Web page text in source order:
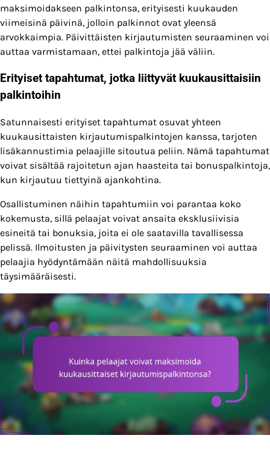
maksimoidakseen palkintonsa, erityisesti kuukauden
viimeisinä päivinä, jolloin palkinnot ovat yleensä
arvokkaimpia. Päivittäisten kirjautumisten seuraaminen voi
auttaa varmistamaan, ettei palkintoja jää väliin.
Erityiset tapahtumat, jotka liittyvät kuukausittaisiin
palkintoihin
Satunnaisesti erityiset tapahtumat osuvat yhteen
kuukausittaisten kirjautumispalkintojen kanssa, tarjoten
lisäkannustimia pelaajille sitoutua peliin. Nämä tapahtumat
voivat sisältää rajoitetun ajan haasteita tai bonuspalkintoja,
kun kirjautuu tiettyinä ajankohtina.
Osallistuminen näihin tapahtumiin voi parantaa koko
kokemusta, sillä pelaajat voivat ansaita eksklusiivisia
esineitä tai bonuksia, joita ei ole saatavilla tavallisessa
pelissä. Ilmoitusten ja päivitysten seuraaminen voi auttaa
pelaajia hyödyntämään näitä mahdollisuuksia
täysimääräisesti.